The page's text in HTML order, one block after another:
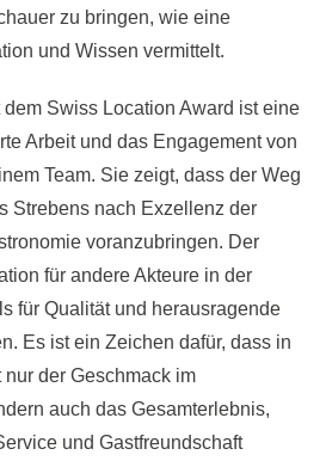
zu bringen, wie eine
und Wissen vermittelt.
Swiss Location Award ist eine
Arbeit und das Engagement von
Team. Sie zeigt, dass der Weg
Strebens nach Exzellenz der
voranzubringen. Der
für andere Akteure in der
für Qualität und herausragende
Es ist ein Zeichen dafür, dass in
der Geschmack im
auch das Gesamterlebnis,
und Gastfreundschaft